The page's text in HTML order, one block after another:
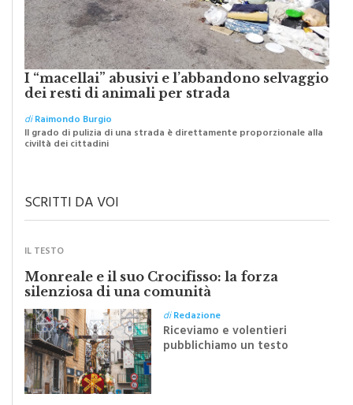
I “macellai” abusivi e l’abbandono selvaggio
dei resti di animali per strada
diRaimondo Burgio
Il grado di pulizia di una strada è direttamente proporzionale alla
civiltà dei cittadini
Monreale e il suo Crocifisso: la forza
silenziosa di una comunità
diRedazione
Riceviamo e volentieri
pubblichiamo un testo
inviato dalla scrittrice
monrealese Mariella